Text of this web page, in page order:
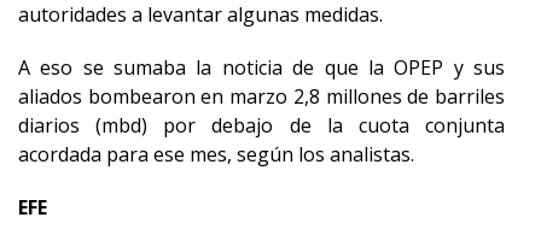
autoridades a levantar algunas medidas.
A eso se sumaba la noticia de que la OPEP y sus
aliados bombearon en marzo 2,8 millones de barriles
diarios (mbd) por debajo de la cuota conjunta
acordada para ese mes, según los analistas.
EFE